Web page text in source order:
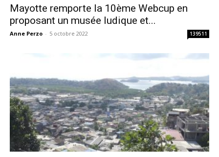
Mayotte remporte la 10ème Webcup en
proposant un musée ludique et...
Anne Perzo - 5 octobre 2022 139511